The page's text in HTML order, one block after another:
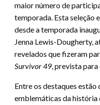
maior número de
temporada. Esta seleção
desde a temporada
Jenna Lewis-Dougherty,
revelados que fizeram
Survivor 49, prevista
Entre os destaques estão
emblemáticas da história